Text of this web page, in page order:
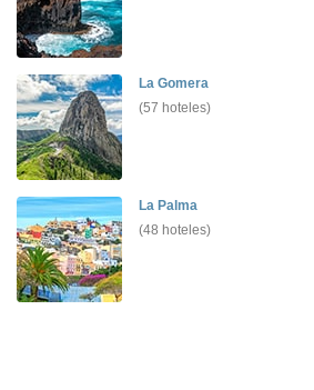
La Gomera
(57 hoteles)
La Palma
(48 hoteles)